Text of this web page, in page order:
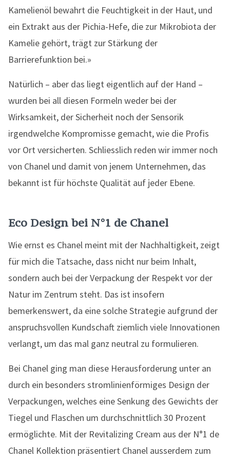
Kamelienöl bewahrt die Feuchtigkeit in der Haut, und
ein Extrakt aus der Pichia-Hefe, die zur Mikrobiota der
Kamelie gehört, trägt zur Stärkung der
Barrierefunktion bei.»
Natürlich – aber das liegt eigentlich auf der Hand –
wurden bei all diesen Formeln weder bei der
Wirksamkeit, der Sicherheit noch der Sensorik
irgendwelche Kompromisse gemacht, wie die Profis
vor Ort versicherten. Schliesslich reden wir immer noch
von Chanel und damit von jenem Unternehmen, das
bekannt ist für höchste Qualität auf jeder Ebene.
Eco Design bei N°1 de Chanel
Wie ernst es Chanel meint mit der Nachhaltigkeit, zeigt
für mich die Tatsache, dass nicht nur beim Inhalt,
sondern auch bei der Verpackung der Respekt vor der
Natur im Zentrum steht. Das ist insofern
bemerkenswert, da eine solche Strategie aufgrund der
anspruchsvollen Kundschaft ziemlich viele Innovationen
verlangt, um das mal ganz neutral zu formulieren.
Bei Chanel ging man diese Herausforderung unter an
durch ein besonders stromlinienförmiges Design der
Verpackungen, welches eine Senkung des Gewichts der
Tiegel und Flaschen um durchschnittlich 30 Prozent
ermöglichte. Mit der Revitalizing Cream aus der N°1 de
Chanel Kollektion präsentiert Chanel ausserdem zum